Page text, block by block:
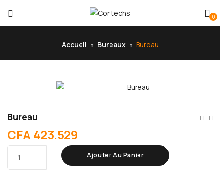
0
Accueil Bureaux Bureau
Bureau
CFA 423.529
Ajouter Au Panier